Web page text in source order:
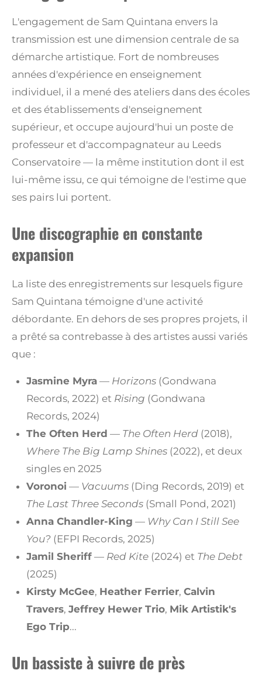
L'engagement de Sam Quintana envers la
transmission est une dimension centrale de sa
démarche artistique. Fort de nombreuses
années d'expérience en enseignement
individuel, il a mené des ateliers dans des écoles
et des établissements d'enseignement
supérieur, et occupe aujourd'hui un poste de
professeur et d'accompagnateur au Leeds
Conservatoire — la même institution dont il est
lui-même issu, ce qui témoigne de l'estime que
ses pairs lui portent.
Une discographie en constante
expansion
La liste des enregistrements sur lesquels figure
Sam Quintana témoigne d'une activité
débordante. En dehors de ses propres projets, il
a prêté sa contrebasse à des artistes aussi variés
que :
Jasmine Myra — Horizons (Gondwana
Records, 2022) et Rising (Gondwana
Records, 2024)
The Often Herd — The Often Herd (2018),
Where The Big Lamp Shines (2022), et deux
singles en 2025
Voronoi — Vacuums (Ding Records, 2019) et
The Last Three Seconds (Small Pond, 2021)
Anna Chandler-King — Why Can I Still See
You? (EFPI Records, 2025)
Jamil Sheriff — Red Kite (2024) et The Debt
(2025)
Kirsty McGee, Heather Ferrier, Calvin
Travers, Jeffrey Hewer Trio, Mik Artistik's
Ego Trip...
Un bassiste à suivre de près